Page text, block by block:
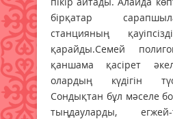
бірқатар
станцияның
қарайды.Семей
қаншама қасірет
олардың күдігін
Сондықтан бұл мәселе
тыңдауларды,